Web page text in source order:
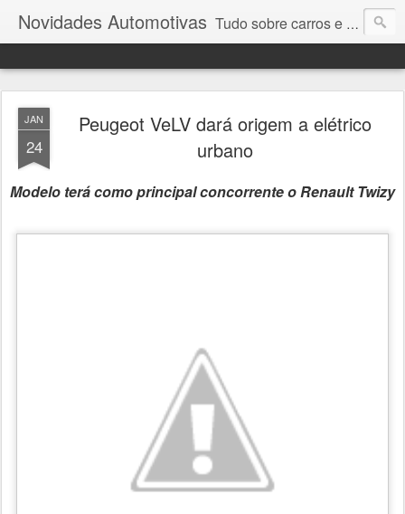
Novidades Automotivas Tudo sobre carros e motores
JAN
24
Peugeot VeLV dará origem a elétrico
urbano
Modelo terá como principal concorrente o Renault Twizy